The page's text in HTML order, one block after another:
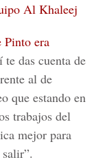
Al Khaleej
Pinto era
das cuenta de
al de
que estando en
trabajos del
mejor para